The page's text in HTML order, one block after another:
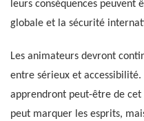
leurs conséquences peuvent
globale et la sécurité
Les animateurs devront
entre sérieux et
apprendront peut-être de
peut marquer les esprits,